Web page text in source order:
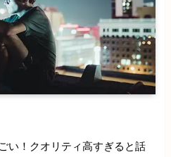
い！クオリティ高すぎると話